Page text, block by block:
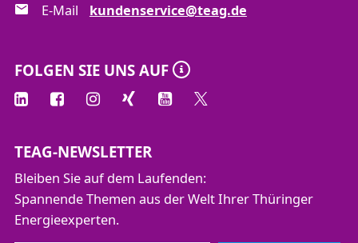
E-Mail
kundenservice@teag.de
FOLGEN SIE UNS AUF
TEAG-NEWSLETTER
Bleiben Sie auf dem Laufenden:
Spannende Themen aus der Welt Ihrer Thüringer
Energieexperten.